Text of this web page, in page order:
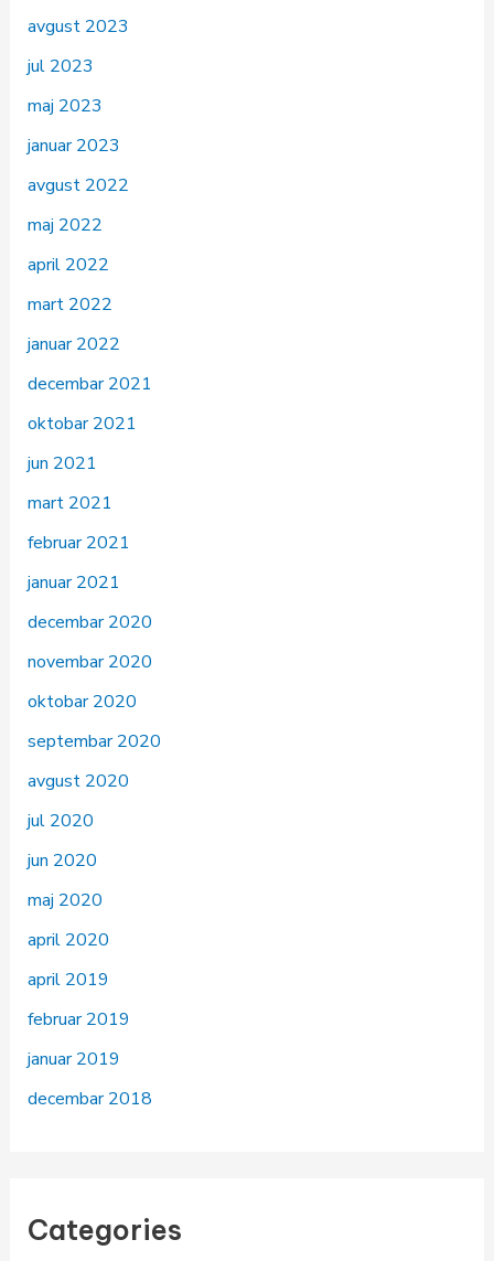
avgust 2023
jul 2023
maj 2023
januar 2023
avgust 2022
maj 2022
april 2022
mart 2022
januar 2022
decembar 2021
oktobar 2021
jun 2021
mart 2021
februar 2021
januar 2021
decembar 2020
novembar 2020
oktobar 2020
septembar 2020
avgust 2020
jul 2020
jun 2020
maj 2020
april 2020
april 2019
februar 2019
januar 2019
decembar 2018
Categories